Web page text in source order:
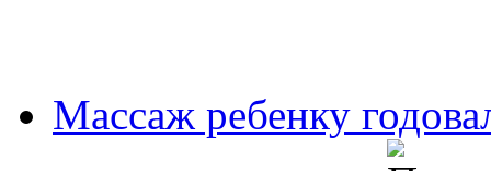
Массаж ребенку